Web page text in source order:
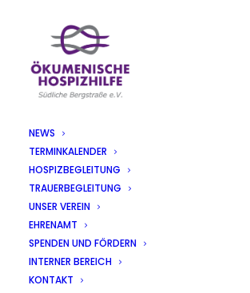
NEWS
TERMINKALENDER
HOSPIZBEGLEITUNG
TRAUERBEGLEITUNG
UNSER VEREIN
EHRENAMT
SPENDEN UND FÖRDERN
INTERNER BEREICH
KONTAKT
MUSIKALISCHE
KOSTBARKEITEN
Home
Sinsheimer Bläserensemble spielt für